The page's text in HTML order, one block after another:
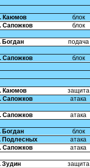
Каюмов
блок
Сапожков блок
Богдан подача
Сапожков блок
Каюмов
защита
Сапожков атака
Сапожков атака
Богдан
блок
Подлесных
атака
Сапожков атака
Зудин
защита